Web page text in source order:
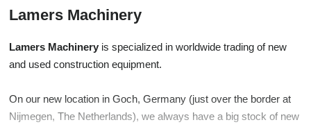
Lamers Machinery
Lamers Machinery is specialized in worldwide trading of new
and used construction equipment.
On our new location in Goch, Germany (just over the border at
Nijmegen, The Netherlands), we always have a big stock of new